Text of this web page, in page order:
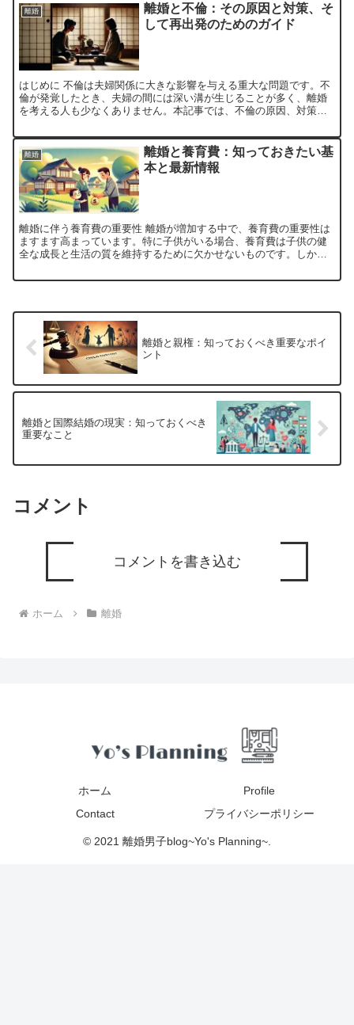
離婚
離婚と不倫：その原因と対策、そ
して再出発のためのガイド
はじめに 不倫は夫婦関係に大きな影響を与える重大な問題です。不
倫が発覚したとき、夫婦の間には深い溝が生じることが多く、離婚
を考える人も少なくありません。本記事では、不倫の原因、対策、
離婚
離婚と養育費：知っておきたい基
本と最新情報
離婚に伴う養育費の重要性 離婚が増加する中で、養育費の重要性は
ますます高まっています。特に子供がいる場合、養育費は子供の健
全な成長と生活の質を維持するために欠かせないものです。しか
て...
離婚と親権：知っておくべき重要なポイ
ント
離婚と国際結婚の現実：知っておくべき
重要なこと
コメント
コメントを書き込む
ホーム 離婚
ホーム
Profile
Contact
プライバシーポリシー
© 2021 離婚男子blog~Yo's Planning~.